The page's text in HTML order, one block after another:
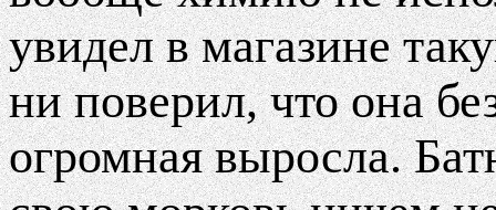
увидел в магазине
ни поверил, что она
огромная выросла.